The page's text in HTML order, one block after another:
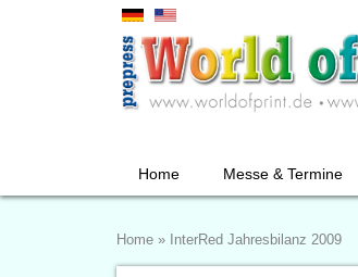
Home Messe & Termine
Home » InterRed Jahresbilanz 2009